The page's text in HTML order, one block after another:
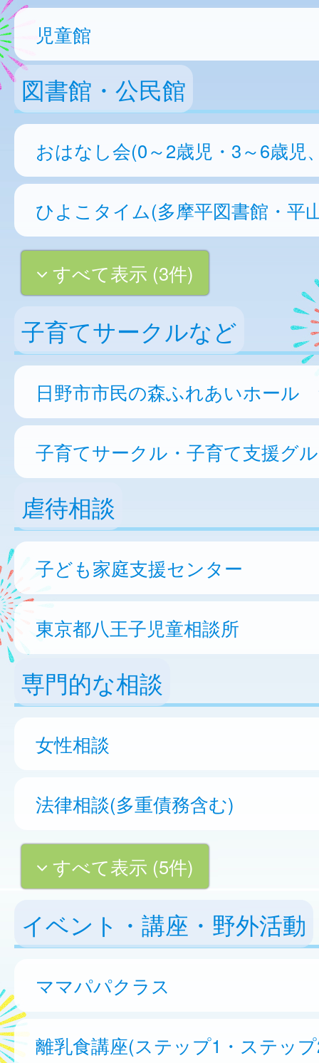
児童館
図書館・公民館
おはなし会(0～2歳児・3～6歳児
ひよこタイム(多摩平図書館・平
すべて表示 (3件)
子育てサークルなど
日野市市民の森ふれあいホール
子育てサークル・子育て支援グ
虐待相談
子ども家庭支援センター
東京都八王子児童相談所
専門的な相談
女性相談
法律相談(多重債務含む)
すべて表示 (5件)
イベント・講座・野外活動
ママパパクラス
離乳食講座(ステップ1・ステッ